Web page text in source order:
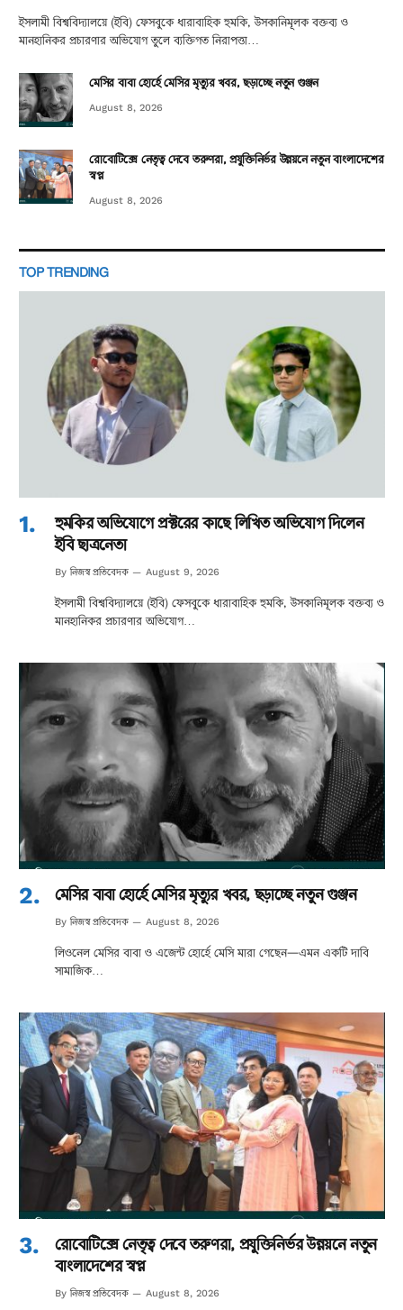
ইসলামী বিশ্ববিদ্যালয়ে (ইবি) ফেসবুকে ধারাবাহিক হুমকি, উসকানিমূলক বক্তব্য ও
মানহানিকর প্রচারণার অভিযোগ তুলে ব্যক্তিগত নিরাপত্তা…
মেসির বাবা হোর্হে মেসির মৃত্যুর খবর, ছড়াচ্ছে নতুন গুঞ্জন
August 8, 2026
রোবোটিক্সে নেতৃত্ব দেবে তরুণরা, প্রযুক্তিনির্ভর উন্নয়নে নতুন বাংলাদেশের
স্বপ্ন
August 8, 2026
TOP TRENDING
হুমকির অভিযোগে প্রক্টরের কাছে লিখিত অভিযোগ দিলেন
ইবি ছাত্রনেতা
By নিজস্ব প্রতিবেদক August 9, 2026
ইসলামী বিশ্ববিদ্যালয়ে (ইবি) ফেসবুকে ধারাবাহিক হুমকি, উসকানিমূলক বক্তব্য ও
মানহানিকর প্রচারণার অভিযোগ…
মেসির বাবা হোর্হে মেসির মৃত্যুর খবর, ছড়াচ্ছে নতুন গুঞ্জন
By নিজস্ব প্রতিবেদক August 8, 2026
লিওনেল মেসির বাবা ও এজেন্ট হোর্হে মেসি মারা গেছেন—এমন একটি দাবি
সামাজিক…
রোবোটিক্সে নেতৃত্ব দেবে তরুণরা, প্রযুক্তিনির্ভর উন্নয়নে নতুন
বাংলাদেশের স্বপ্ন
By নিজস্ব প্রতিবেদক August 8, 2026